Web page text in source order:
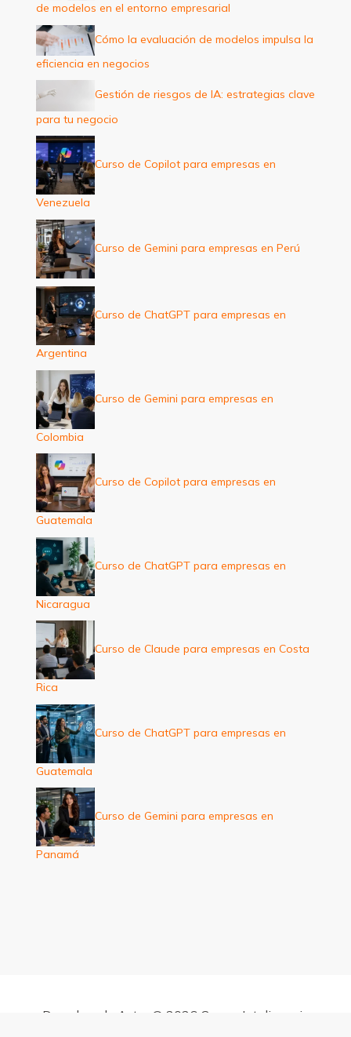
r
:
de modelos en el entorno empresarial
Cómo la evaluación de modelos impulsa la
eficiencia en negocios
Gestión de riesgos de IA: estrategias clave
para tu negocio
Curso de Copilot para empresas en
Venezuela
Curso de Gemini para empresas en Perú
Curso de ChatGPT para empresas en
Argentina
Curso de Gemini para empresas en
Colombia
Curso de Copilot para empresas en
Guatemala
Curso de ChatGPT para empresas en
Nicaragua
Curso de Claude para empresas en Costa
Rica
Curso de ChatGPT para empresas en
Guatemala
Curso de Gemini para empresas en
Panamá
Derechos de Autor © 2026 Cursos Inteligencia